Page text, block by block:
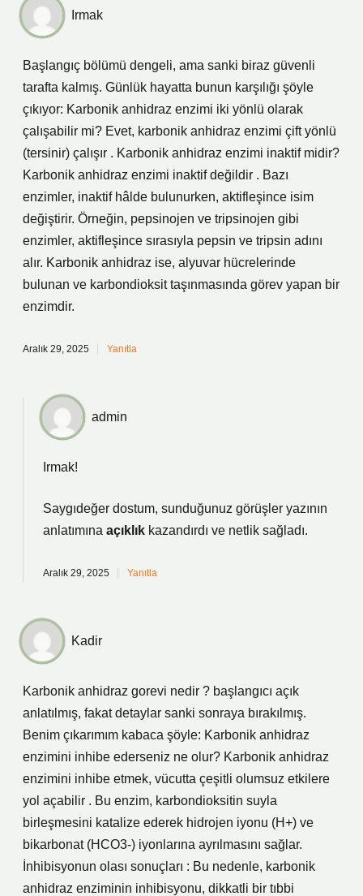
Irmak
Başlangıç bölümü dengeli, ama sanki biraz güvenli
tarafta kalmış. Günlük hayatta bunun karşılığı şöyle
çıkıyor: Karbonik anhidraz enzimi iki yönlü olarak
çalışabilir mi? Evet, karbonik anhidraz enzimi çift yönlü
(tersinir) çalışır . Karbonik anhidraz enzimi inaktif midir?
Karbonik anhidraz enzimi inaktif değildir . Bazı
enzimler, inaktif hâlde bulunurken, aktifleşince isim
değiştirir. Örneğin, pepsinojen ve tripsinojen gibi
enzimler, aktifleşince sırasıyla pepsin ve tripsin adını
alır. Karbonik anhidraz ise, alyuvar hücrelerinde
bulunan ve karbondioksit taşınmasında görev yapan bir
enzimdir.
Aralık 29, 2025 Yanıtla
admin
Irmak!
Saygıdeğer dostum, sunduğunuz görüşler yazının
anlatımına açıklık kazandırdı ve netlik sağladı.
Aralık 29, 2025 Yanıtla
Kadir
Karbonik anhidraz gorevi nedir ? başlangıcı açık
anlatılmış, fakat detaylar sanki sonraya bırakılmış.
Benim çıkarımım kabaca şöyle: Karbonik anhidraz
enzimini inhibe ederseniz ne olur? Karbonik anhidraz
enzimini inhibe etmek, vücutta çeşitli olumsuz etkilere
yol açabilir . Bu enzim, karbondioksitin suyla
birleşmesini katalize ederek hidrojen iyonu (H+) ve
bikarbonat (HCO3-) iyonlarına ayrılmasını sağlar.
İnhibisyonun olası sonuçları : Bu nedenle, karbonik
anhidraz enziminin inhibisyonu, dikkatli bir tıbbi